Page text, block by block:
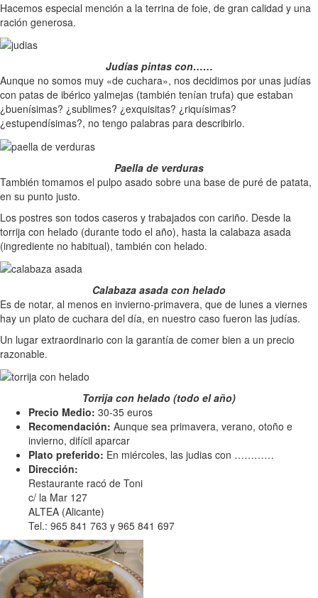
Hacemos especial mención a la terrina de foie, de gran calidad y una
ración generosa.
Judías pintas con……
Aunque no somos muy «de cuchara», nos decidimos por unas judías
con patas de ibérico yalmejas (también tenían trufa) que estaban
¿buenísimas? ¿sublimes? ¿exquisitas? ¿riquísimas?
¿estupendísimas?, no tengo palabras para describirlo.
Paella de verduras
También tomamos el pulpo asado sobre una base de puré de patata,
en su punto justo.
Los postres son todos caseros y trabajados con cariño. Desde la
torrija con helado (durante todo el año), hasta la calabaza asada
(ingrediente no habitual), también con helado.
Calabaza asada con helado
Es de notar, al menos en invierno-primavera, que de lunes a viernes
hay un plato de cuchara del día, en nuestro caso fueron las judías.
Un lugar extraordinario con la garantía de comer bien a un precio
razonable.
Torrija con helado (todo el año)
Precio Medio: 30-35 euros
Recomendación: Aunque sea primavera, verano, otoño e
invierno, difícil aparcar
Plato preferido: En miércoles, las judias con …………
Dirección:
Restaurante racó de Toni
c/ la Mar 127
ALTEA (Alicante)
Tel.: 965 841 763 y 965 841 697